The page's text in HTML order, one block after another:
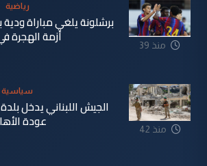
منذ 39
رياضية
برشلونة يلغي مباراة
أزمة الهجرة
منذ 42
سياسية
الجيش اللبناني يدخل
عودة